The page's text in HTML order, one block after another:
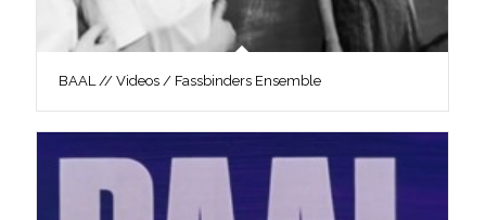
BAAL // Videos / Fassbinders Ensemble